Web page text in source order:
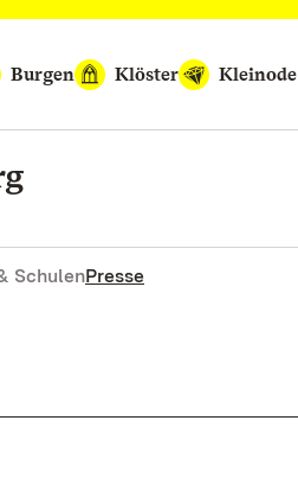
Burgen Klöster Kleinode
SchulenPresse